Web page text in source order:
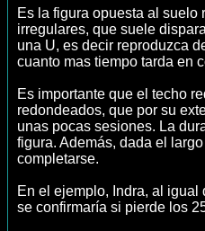
Es la figura opuesta al suelo
irregulares, que suele
una U, es decir reproduzca
cuanto mas tiempo tarda en
Es importante que el techo
redondeados, que por su
unas pocas sesiones. La
figura. Además, dada el
completarse.
En el ejemplo, Indra, al
se confirmaría si pierde los